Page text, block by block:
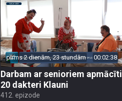
pirms 2 dienām, 23 stundām 00:02:38
Darbam ar senioriem apmācīti
20 dakteri Klauni
412. epizode